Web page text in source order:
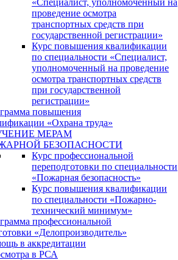
«Специалист, уполномоченный на
проведение осмотра
транспортных средств при
государственной регистрации»
Курс повышения квалификации
по специальности «Специалист,
уполномоченный на проведение
осмотра транспортных средств
при государственной
регистрации»
повышения
«Охрана труда»
МЕРАМ
БЕЗОПАСНОСТИ
Курс профессиональной
переподготовки по специальности
«Пожарная безопасность»
Курс повышения квалификации
по специальности «Пожарно-
технический минимум»
профессиональной
«Делопроизводитель»
в аккредитации
в РСА